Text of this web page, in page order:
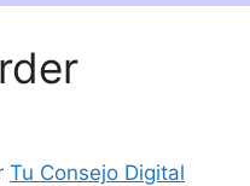
Tu Consejo Digital